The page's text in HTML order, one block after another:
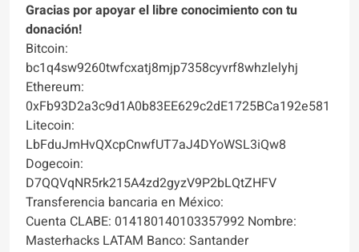
Gracias por apoyar el libre conocimiento con tu
donación!
Bitcoin:
bc1q4sw9260twfcxatj8mjp7358cyvrf8whzlelyhj
Ethereum:
0xFb93D2a3c9d1A0b83EE629c2dE1725BCa192e581
Litecoin:
LbFduJmHvQXcpCnwfUT7aJ4DYoWSL3iQw8
Dogecoin:
D7QQVqNR5rk215A4zd2gyzV9P2bLQtZHFV
Transferencia bancaria en México:
Cuenta CLABE: 014180140103357992 Nombre:
Masterhacks LATAM Banco: Santander